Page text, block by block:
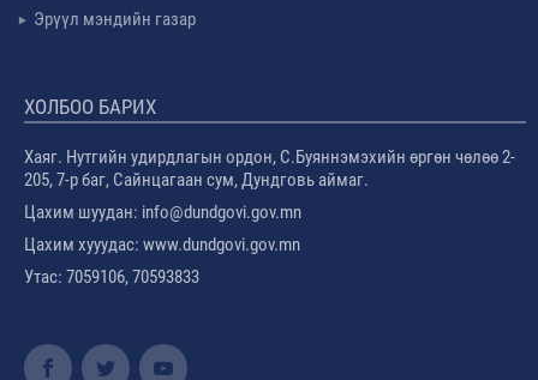
Эрүүл мэндийн газар
ХОЛБОО БАРИХ
Хаяг. Нутгийн удирдлагын ордон, С.Буяннэмэхийн өргөн чөлөө 2-
205, 7-р баг, Сайнцагаан сум, Дундговь аймаг.
Цахим шуудан: info@dundgovi.gov.mn
Цахим хууудас: www.dundgovi.gov.mn
Утас: 7059106, 70593833